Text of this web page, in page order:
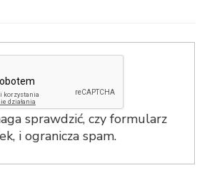
sprawdzić, czy formularz
i ogranicza spam.